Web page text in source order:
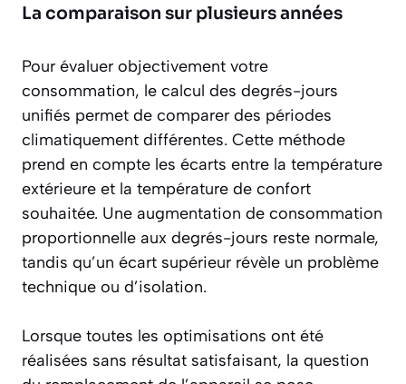
La comparaison sur plusieurs années
Pour évaluer objectivement votre
consommation, le calcul des degrés-jours
unifiés permet de comparer des périodes
climatiquement différentes. Cette méthode
prend en compte les écarts entre la température
extérieure et la température de confort
souhaitée. Une augmentation de consommation
proportionnelle aux degrés-jours reste normale,
tandis qu’un écart supérieur révèle un problème
technique ou d’isolation.
Lorsque toutes les optimisations ont été
réalisées sans résultat satisfaisant, la question